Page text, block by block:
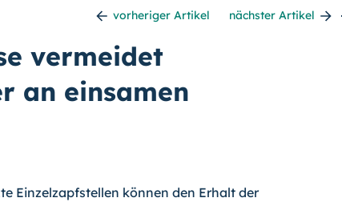
vorheriger Artikel nächster Artikel
vermeidet
an einsamen
Einzelzapfstellen können den Erhalt der